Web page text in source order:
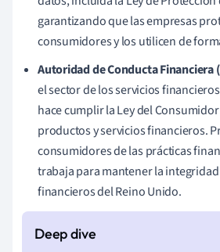
garantizando que las empresas
consumidores y los utilicen de
Autoridad de Conducta Financiera
el sector de los servicios
hace cumplir la Ley del
productos y servicios financieros.
consumidores de las prácticas
trabaja para mantener la
financieros del Reino Unido.